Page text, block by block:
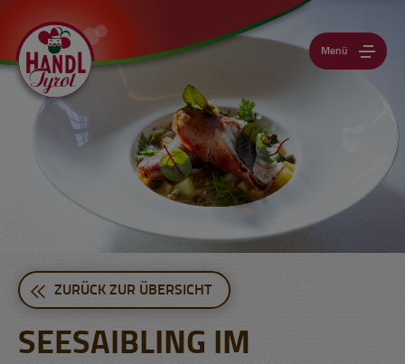
Menü
ZURÜCK ZUR ÜBERSICHT
SEESAIBLING IM